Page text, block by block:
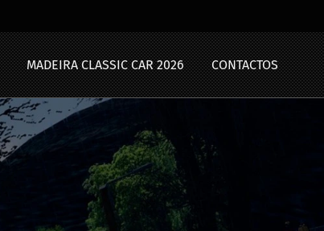
MADEIRA CLASSIC CAR 2026 CONTACTOS